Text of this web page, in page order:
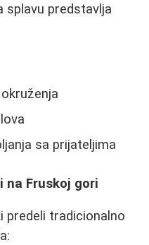
splavu predstavlja
sa prijateljima
Fruskoj gori
predeli tradicionalno